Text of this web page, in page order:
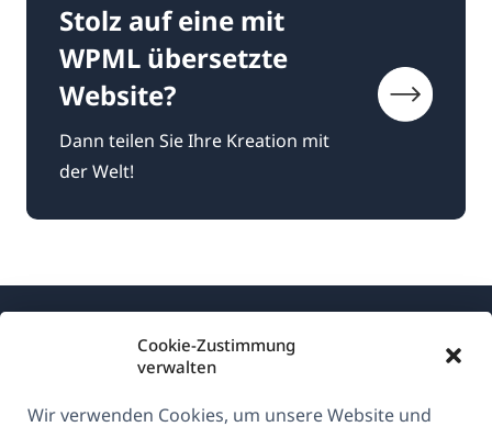
Cookie-Zustimmung
verwalten
Wir verwenden Cookies, um unsere Website und
Stolz auf eine mit
WPML übersetzte
Website?
Dann teilen Sie Ihre Kreation mit
der Welt!
Über WPML